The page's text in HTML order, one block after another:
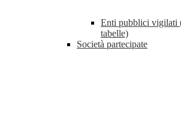
Enti pubblici vigilati
tabelle)
Società partecipate